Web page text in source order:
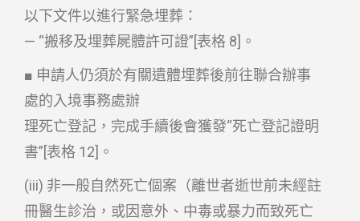
以下文件以進行緊急埋葬：
— “搬移及埋葬屍體許可證”[表格 8]。
■ 申請人仍須於有關遺體埋葬後前往聯合辦事
處的入境事務處辦
理死亡登記，完成手續後會獲發“死亡登記證明
書”[表格 12]。
(iii) 非一般自然死亡個案（離世者逝世前未經註
冊醫生診治，或因意外、中毒或暴力而致死亡